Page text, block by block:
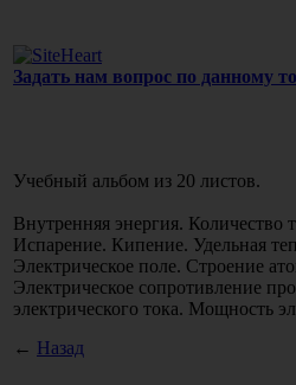
Задать нам вопрос по данному
Учебный альбом из 20 листов.
Внутренняя энергия. Количество
Испарение. Кипение. Удельная
Электрическое поле. Строение
Электрическое сопротивление
электрического тока. Мощность
← Назад